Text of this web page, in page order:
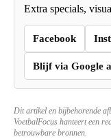
Extra specials,
Facebook
Blijf via Google
Dit artikel en bijbehorende
VoetbalFocus hanteert een
betrouwbare bronnen.